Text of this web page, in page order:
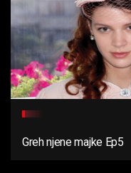
Greh njene majke Ep5